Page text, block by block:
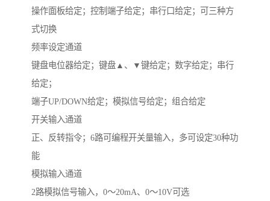
操作面板给定；控制端子给定；串行口给定；可三种方
式切换
频率设定通道
键盘电位器给定；键盘▲、▼键给定；数字给定；串行
给定；
端子UP/DOWN给定；模拟信号给定；组合给定
开关输入通道
正、反转指令；6路可编程开关量输入，多可设定30种功
能
模拟输入通道
2路模拟信号输入，0～20mA、0～10V可选